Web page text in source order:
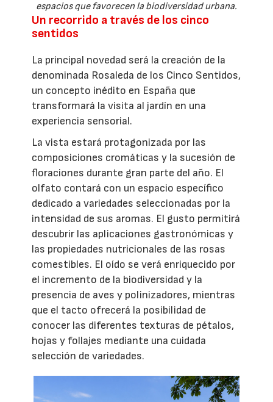
espacios que favorecen la biodiversidad urbana.
Un recorrido a través de los cinco
sentidos
La principal novedad será la creación de la
denominada Rosaleda de los Cinco Sentidos,
un concepto inédito en España que
transformará la visita al jardín en una
experiencia sensorial.
La vista estará protagonizada por las
composiciones cromáticas y la sucesión de
floraciones durante gran parte del año. El
olfato contará con un espacio específico
dedicado a variedades seleccionadas por la
intensidad de sus aromas. El gusto permitirá
descubrir las aplicaciones gastronómicas y
las propiedades nutricionales de las rosas
comestibles. El oído se verá enriquecido por
el incremento de la biodiversidad y la
presencia de aves y polinizadores, mientras
que el tacto ofrecerá la posibilidad de
conocer las diferentes texturas de pétalos,
hojas y follajes mediante una cuidada
selección de variedades.